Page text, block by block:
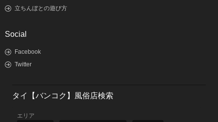
立ちんぼとの遊び方
Social
Facebook
Twitter
タイ【バンコク】風俗店検索
エリア